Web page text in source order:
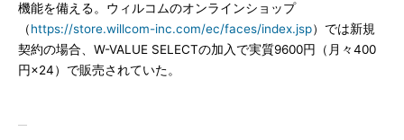
機能を備える。ウィルコムのオンラインショップ
（https://store.willcom-inc.com/ec/faces/index.jsp）では新規
契約の場合、W-VALUE SELECTの加入で実質9600円（月々400
円×24）で販売されていた。